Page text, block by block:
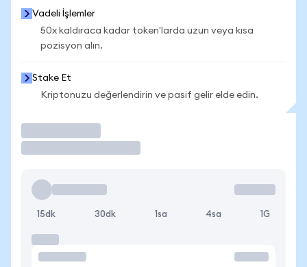
Vadeli İşlemler
50x kaldıraca kadar token'larda uzun veya kısa
pozisyon alın.
Stake Et
Kriptonuzu değerlendirin ve pasif gelir elde edin.
15dk 30dk 1sa 4sa 1G